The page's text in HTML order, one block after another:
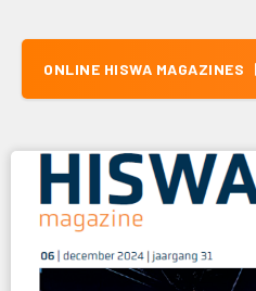
ONLINE HISWA MAGAZINES